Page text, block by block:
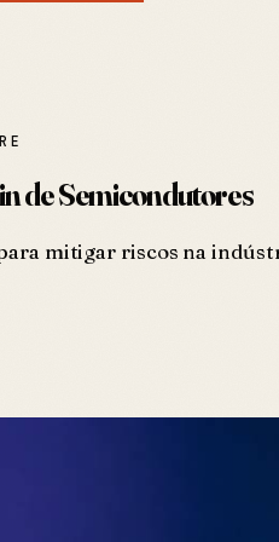
de Semicondutores
mitigar riscos na